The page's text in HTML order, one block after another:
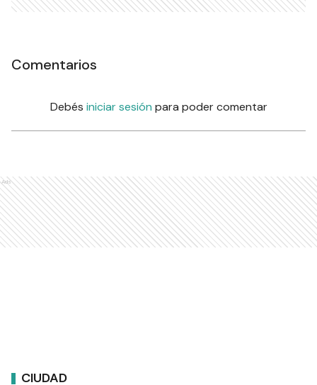
Comentarios
Debés iniciar sesión para poder comentar
Ads
CIUDAD